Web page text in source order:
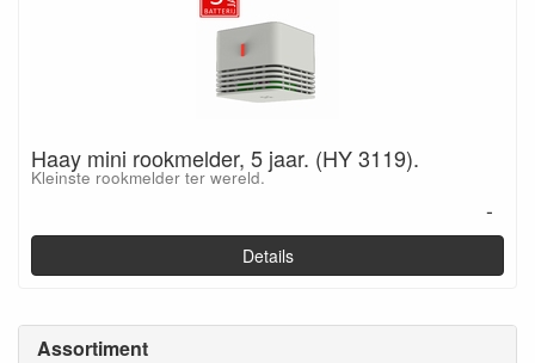
Assortiment
Haay mini rookmelder, 5 jaar. (HY 3119).
Kleinste rookmelder ter wereld.
-
Details